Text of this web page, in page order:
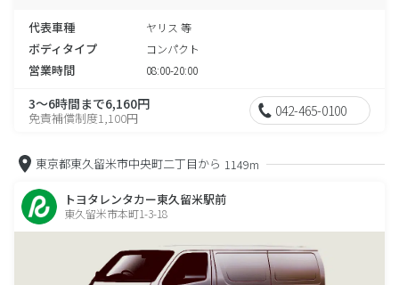
代表車種 ヤリス 等
ボディタイプ コンパクト
営業時間 08:00-20:00
3～6時間まで6,160円
免責補償制度1,100円 042-465-0100
東京都東久留米市中央町二丁目から 1149m
トヨタレンタカー東久留米駅前
東久留米市本町1-3-18